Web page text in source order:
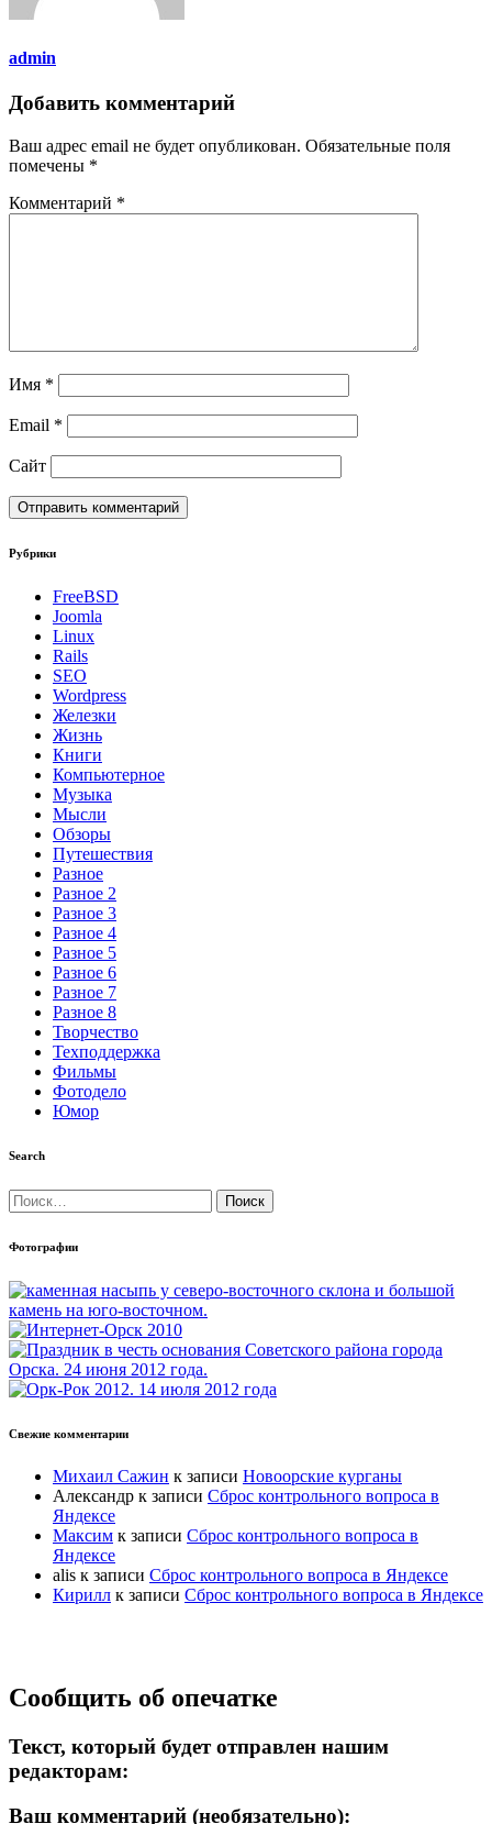
admin
Добавить комментарий
Ваш адрес email не будет опубликован. Обязательные поля
помечены *
Комментарий *
Имя *
Email *
Сайт
Рубрики
FreeBSD
Joomla
Linux
Rails
SEO
Wordpress
Железки
Жизнь
Книги
Компьютерное
Музыка
Мысли
Обзоры
Путешествия
Разное
Разное 2
Разное 3
Разное 4
Разное 5
Разное 6
Разное 7
Разное 8
Творчество
Техподдержка
Фильмы
Фотодело
Юмор
Search
Найти:
Фотографии
Свежие комментарии
Михаил Сажин к записи Новоорские курганы
Александр к записи Сброс контрольного вопроса в
Яндексе
Максим к записи Сброс контрольного вопроса в
Яндексе
alis к записи Сброс контрольного вопроса в Яндексе
Кирилл к записи Сброс контрольного вопроса в Яндексе
Прокрутка
вверх
Сообщить об опечатке
Текст, который будет отправлен нашим
редакторам:
Ваш комментарий (необязательно):